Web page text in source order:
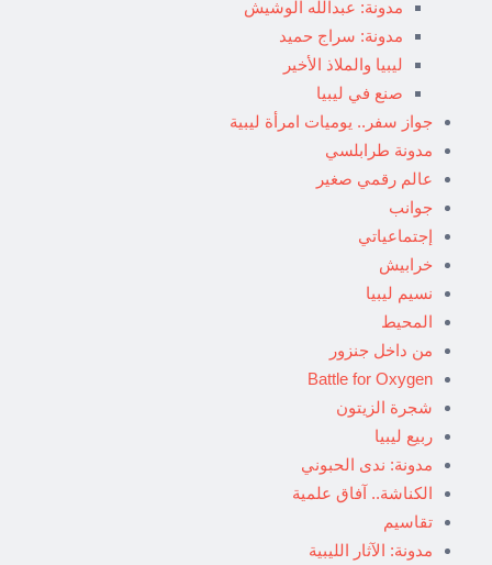
مدونة: عبدالله الوشيش
مدونة: سراج حميد
ليبيا والملاذ الأخير
صنع في ليبيا
جواز سفر.. يوميات امرأة ليبية
مدونة طرابلسي
عالم رقمي صغير
جوانب
إجتماعياتي
خرابيش
نسيم ليبيا
المحيط
من داخل جنزور
Battle for Oxygen
شجرة الزيتون
ربيع ليبيا
مدونة: ندى الحبوني
الكناشة.. آفاق علمية
تقاسيم
مدونة: الآثار الليبية